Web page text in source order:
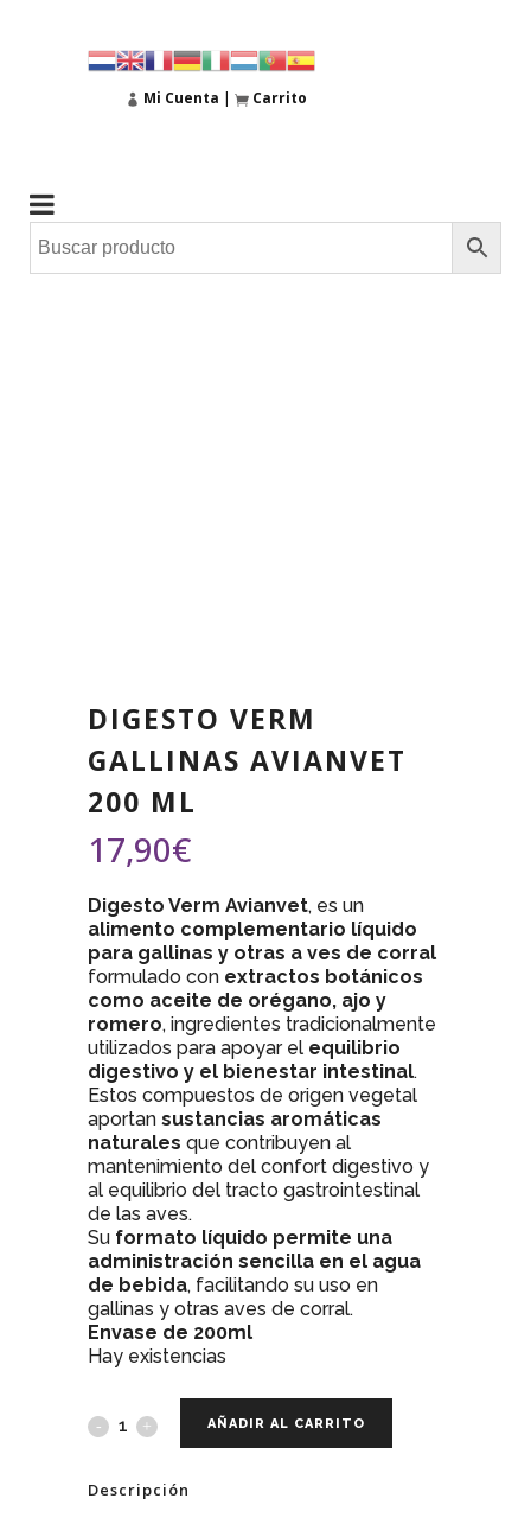
Mi Cuenta | Carrito
DIGESTO VERM
GALLINAS AVIANVET
200 ML
17,90€
Digesto Verm Avianvet, es un
alimento complementario líquido
para gallinas y otras a ves de corral
formulado con extractos botánicos
como aceite de orégano, ajo y
romero, ingredientes tradicionalmente
utilizados para apoyar el equilibrio
digestivo y el bienestar intestinal.
Estos compuestos de origen vegetal
aportan sustancias aromáticas
naturales que contribuyen al
mantenimiento del confort digestivo y
al equilibrio del tracto gastrointestinal
de las aves.
Su formato líquido permite una
administración sencilla en el agua
de bebida, facilitando su uso en
gallinas y otras aves de corral.
Envase de 200ml
Hay existencias
AÑADIR AL CARRITO
Descripción